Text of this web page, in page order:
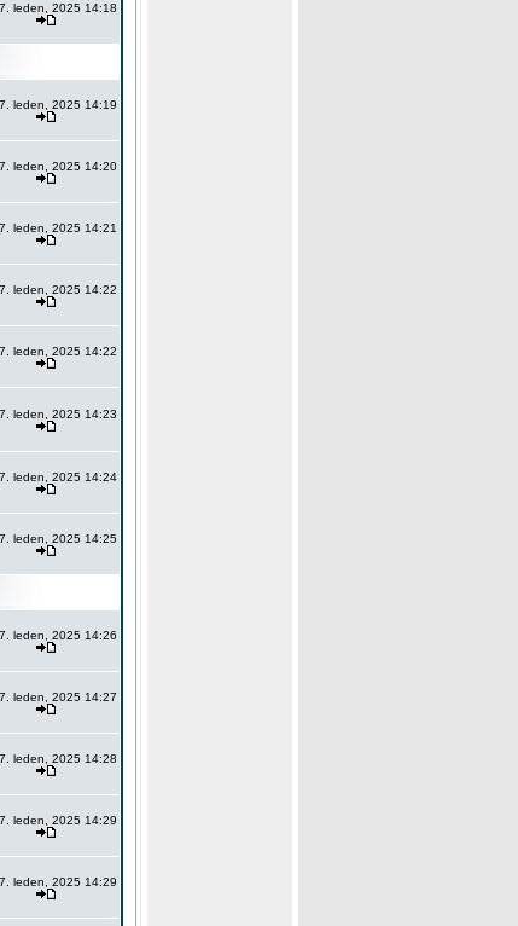
leden, 2025 14:18
leden, 2025 14:19
leden, 2025 14:20
leden, 2025 14:21
leden, 2025 14:22
leden, 2025 14:22
leden, 2025 14:23
leden, 2025 14:24
leden, 2025 14:25
leden, 2025 14:26
leden, 2025 14:27
leden, 2025 14:28
leden, 2025 14:29
leden, 2025 14:29